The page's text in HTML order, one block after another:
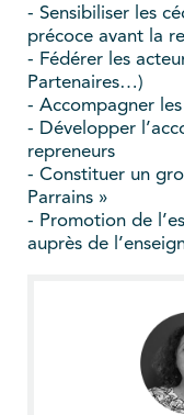
- Sensibiliser les
précoce avant la
- Fédérer les
Partenaires…)
- Accompagner
- Développer
repreneurs
- Constituer un
Parrains »
- Promotion de
auprès de